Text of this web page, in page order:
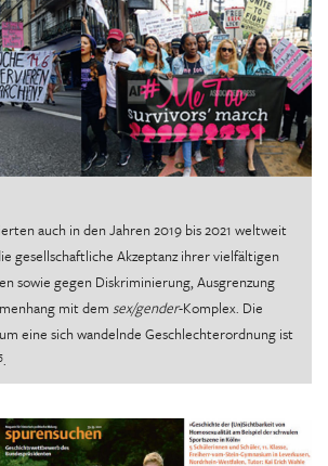
auch in den Jahren 2019 bis 2021 weltweit
gesellschaftliche Akzeptanz ihrer vielfältigen
sowie gegen Diskriminierung, Ausgrenzung
mit dem sex/gender-Komplex. Die
eine sich wandelnde Geschlechterordnung ist
.